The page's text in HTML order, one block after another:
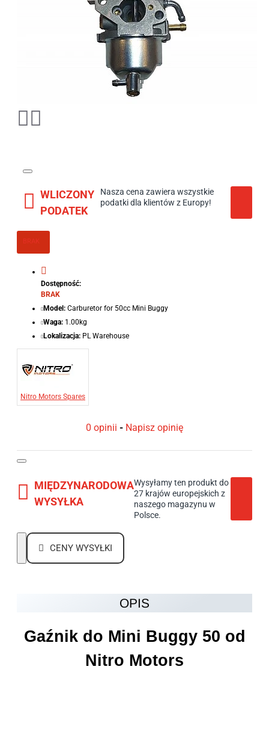
WLICZONY
PODATEK
Nasza cena zawiera wszystkie
podatki dla klientów z Europy!
Dostępność:
BRAK
Model: Carburetor for 50cc Mini Buggy
Waga: 1.00kg
Lokalizacja: PL Warehouse
Nitro Motors Spares
0 opinii - Napisz opinię
MIĘDZYNARODOWA
WYSYŁKA
Wysyłamy ten produkt do
27 krajów europejskich z
naszego magazynu w
Polsce.
CENY WYSYŁKI
OPIS
Gaźnik do Mini Buggy 50 od
Nitro Motors